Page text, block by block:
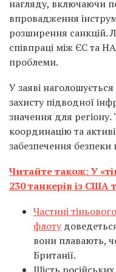
нагляду, включаючи
впровадження
розширення санкцій.
співпраці між ЄС та
проблеми.
У заяві
захисту підводної
значення для
координацію та
забезпечення безпеки
Читайте також: У
230 танкерів із США
Частині
флоту
вони плавають,
Британії.